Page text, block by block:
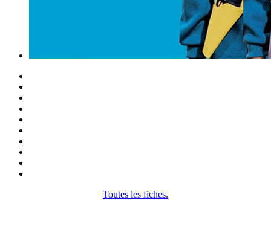
Toutes les fiches.